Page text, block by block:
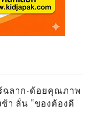
ฉลาก-ด้อยคุณภาพ
า ลั่น “ของต้องดี